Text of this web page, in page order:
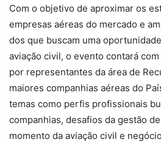
Com o objetivo de aproximar os
empresas aéreas do mercado e
dos que buscam uma
aviação civil, o evento contará
por representantes da área de
maiores companhias aéreas do
temas como perfis profissionais
companhias, desafios da gestão
momento da aviação civil e